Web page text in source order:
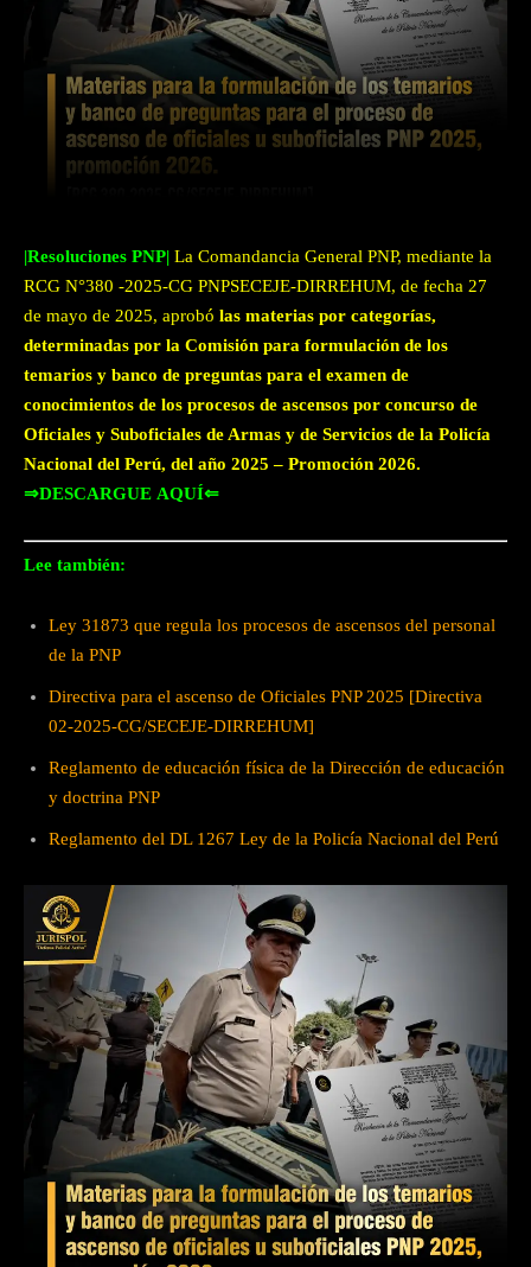
Facebook
|Resoluciones PNP| La Comandancia General PNP, mediante la
RCG N°380 -2025-CG PNPSECEJE-DIRREHUM, de fecha 27
de mayo de 2025, aprobó las materias por categorías,
determinadas por la Comisión para formulación de los
temarios y banco de preguntas para el examen de
conocimientos de los procesos de ascensos por concurso de
Oficiales y Suboficiales de Armas y de Servicios de la Policía
Nacional del Perú, del año 2025 – Promoción 2026.
⇒DESCARGUE AQUÍ⇐
Lee también:
Ley 31873 que regula los procesos de ascensos del personal
de la PNP
Directiva para el ascenso de Oficiales PNP 2025 [Directiva
02-2025-CG/SECEJE-DIRREHUM]
Reglamento de educación física de la Dirección de educación
y doctrina PNP
Reglamento del DL 1267 Ley de la Policía Nacional del Perú